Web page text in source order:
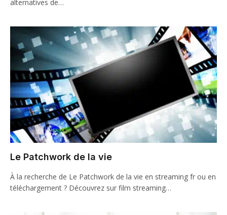
alternatives de…
Le Patchwork de la vie
À la recherche de Le Patchwork de la vie en streaming fr ou en
téléchargement ? Découvrez sur film streaming…